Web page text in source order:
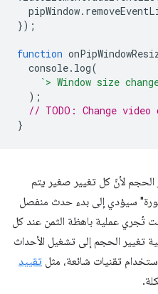
pipWindow.
});
function
console. log(
`> Window size
);
// TODO: Change
}
لأنّ كل تغيير صغير يتم
سيؤدي إلى بدء حدث منفصل
تُجري عملية باهظة الثمن عند كل
تغيير الحجم إلى تشغيل الأحداث
تقنيات شائعة، مثل تقييد